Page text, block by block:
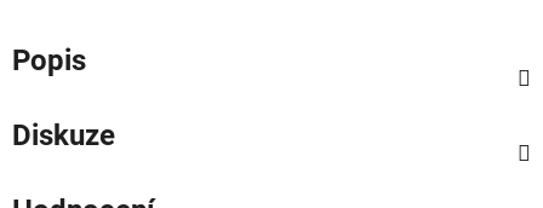
Popis
Diskuze